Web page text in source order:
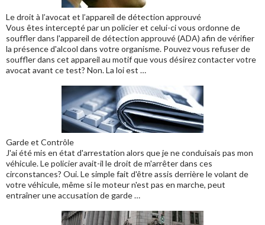
Le droit à l’avocat et l’appareil de détection approuvé
Vous êtes intercepté par un policier et celui-ci vous ordonne de
souffler dans l'appareil de détection approuvé (ADA) afin de vérifier
la présence d'alcool dans votre organisme. Pouvez vous refuser de
souffler dans cet appareil au motif que vous désirez contacter votre
avocat avant ce test? Non. La loi est …
Garde et Contrôle
J'ai été mis en état d'arrestation alors que je ne conduisais pas mon
véhicule. Le policier avait-il le droit de m'arrêter dans ces
circonstances? Oui. Le simple fait d'être assis derrière le volant de
votre véhicule, même si le moteur n'est pas en marche, peut
entraîner une accusation de garde …